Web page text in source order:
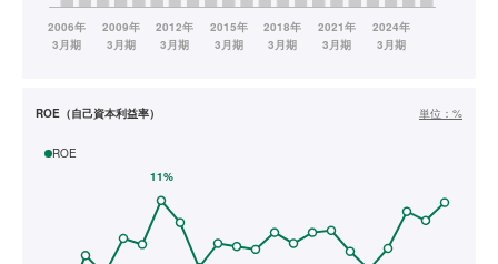
ROE（自己資本利益率） 単位： %
ROE